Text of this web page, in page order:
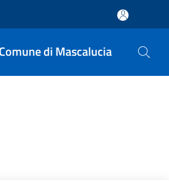
Comune di Mascalucia